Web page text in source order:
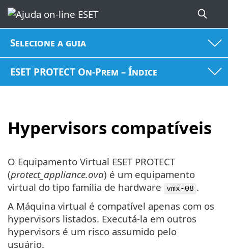
Selecione a guia
ESET PROTECT On-Prem – Índice
Hypervisors compatíveis
O Equipamento Virtual ESET PROTECT
(protect_appliance.ova) é um equipamento
virtual do tipo família de hardware
vmx-08 .
A Máquina virtual é compatível apenas com os
hypervisors listados. Executá-la em outros
hypervisors é um risco assumido pelo
usuário.